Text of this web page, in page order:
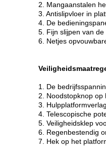
2. Mangaanstalen
3. Antislipvloer in
4. De
5. Fijn slijpen van
6. Netjes
1. De
2. Noodstopknop
3.
4. Telescopische
5. Veiligheidsklep
6. Regenbestendig
7. Hek op het